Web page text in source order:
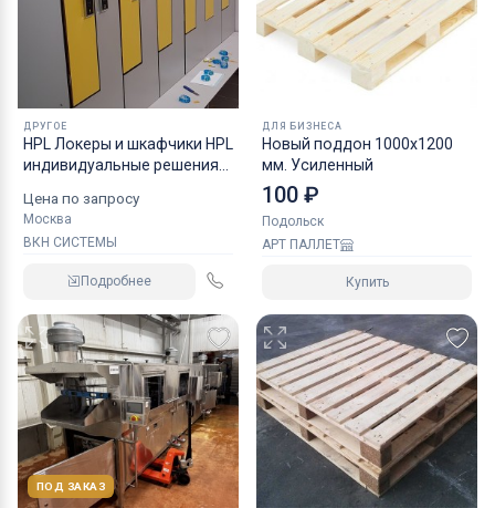
ДРУГОЕ
HPL Локеры и шкафчики HPL
индивидуальные решения
влагостойкая
антивандальная мебель
HPL для бассейнов, мебель
для спорта ДБСП
Цена по запросу
Москва
ВКН СИСТЕМЫ
Подробнее
ДЛЯ БИЗНЕСА
Новый поддон 1000х1200
мм. Усиленный
100 ₽
Подольск
АРТ ПАЛЛЕТ
Купить
ПОД ЗАКАЗ